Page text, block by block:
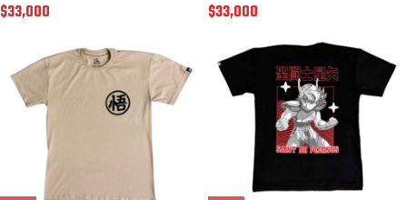
$33,000 $33,000